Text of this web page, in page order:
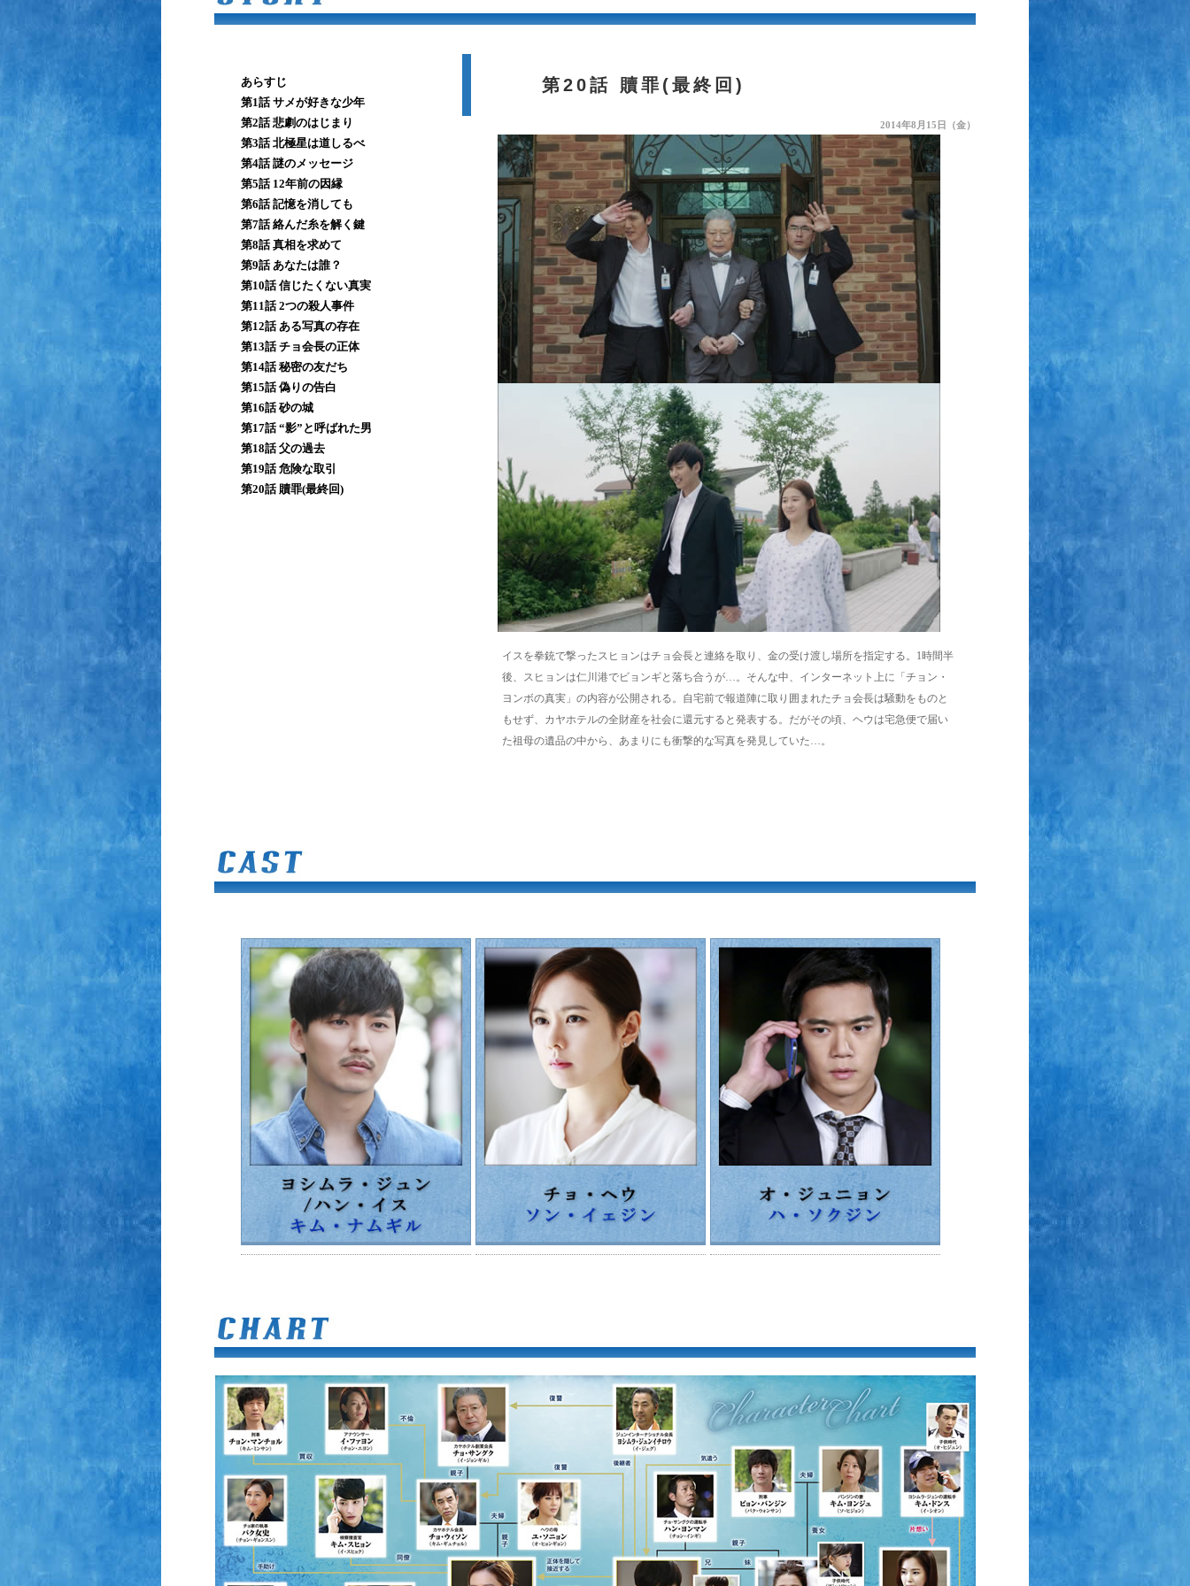
第20話 贖罪(最終回)
2014年8月15日（金）
イスを拳銃で撃ったスヒョンはチョ会長と連絡を取り、金の受け渡し場所を指定する。1時間半
後、スヒョンは仁川港でビョンギと落ち合うが…。そんな中、インターネット上に「チョン・
ヨンボの真実」の内容が公開される。自宅前で報道陣に取り囲まれたチョ会長は騒動をものと
もせず、カヤホテルの全財産を社会に還元すると発表する。だがその頃、ヘウは宅急便で届い
た祖母の遺品の中から、あまりにも衝撃的な写真を発見していた…。
あらすじ
第1話 サメが好きな少年
第2話 悲劇のはじまり
第3話 北極星は道しるべ
第4話 謎のメッセージ
第5話 12年前の因縁
第6話 記憶を消しても
第7話 絡んだ糸を解く鍵
第8話 真相を求めて
第9話 あなたは誰？
第10話 信じたくない真実
第11話 2つの殺人事件
第12話 ある写真の存在
第13話 チョ会長の正体
第14話 秘密の友だち
第15話 偽りの告白
第16話 砂の城
第17話 “影”と呼ばれた男
第18話 父の過去
第19話 危険な取引
第20話 贖罪(最終回)